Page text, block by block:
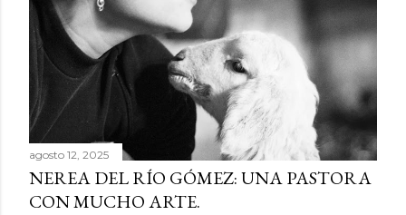
agosto 12, 2025
NEREA DEL RÍO GÓMEZ: UNA PASTORA
CON MUCHO ARTE.